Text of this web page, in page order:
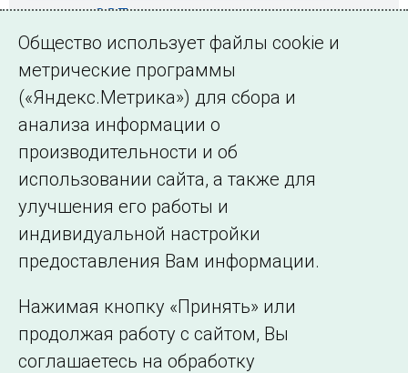
период ОЗП
← Все публикации
Подписаться на новости
©2005–2026 АО «СО ЕЭС»
Филиалы и
представительства
Сведения об
образовательной
организации
Общество использует файлы cookie и
метрические программы
(«Яндекс.Метрика») для сбора и
анализа информации о
производительности и об
использовании сайта, а также для
улучшения его работы и
индивидуальной настройки
предоставления Вам информации.
Нажимая кнопку «Принять» или
продолжая работу с сайтом, Вы
соглашаетесь на обработку